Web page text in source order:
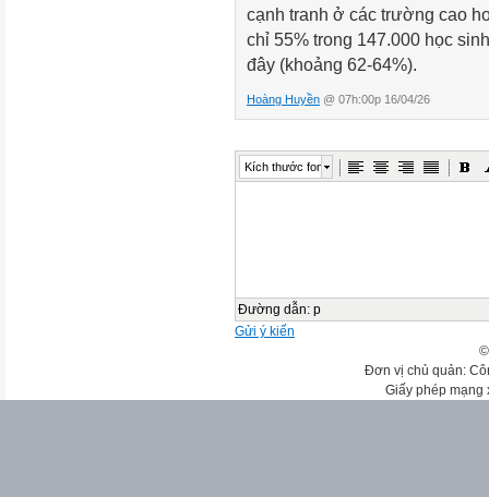
cạnh tranh ở các trường cao
chỉ 55% trong 147.000 học
đây (khoảng 62-64%).
Hoàng Huyền @ 07h:00p 16/04/26
Kích thước font
Đường dẫn: p
Gửi ý kiến
Đơn vị chủ quản:
Giấy phép mạng